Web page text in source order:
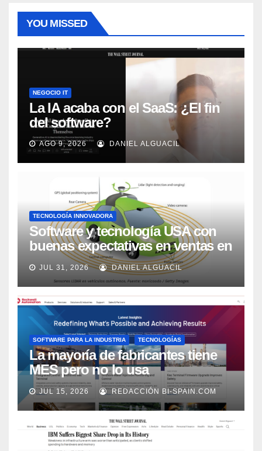
YOU MISSED
NEGOCIO IT
La IA acaba con el SaaS: ¿El fin
del software?
AGO 9, 2026 DANIEL ALGUACIL
TECNOLOGÍA INNOVADORA
Software y tecnología USA con
buenas expectativas en ventas en
los próximos 2 años, según
Market Watch
JUL 31, 2026 DANIEL ALGUACIL
SOFTWARE PARA LA INDUSTRIA TECNOLOGÍAS
La mayoría de fabricantes tiene
MES pero no lo usa
adecuadamente, según Rockwell
Automation
JUL 15, 2026 REDACCIÓN BI-SPAIN.COM